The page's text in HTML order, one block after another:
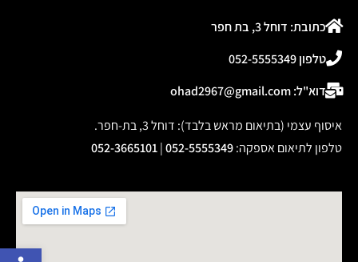
כתובת: דוחל 3, בת חפר
טלפון 052-5555349
דוא"ל: ohad2967@gmail.com
איסוף עצמי (בתיאום מראש בלבד): דוחל 3, בת-חפר.
טלפון לתיאום אספקה:
052-5555349
|
052-3665101